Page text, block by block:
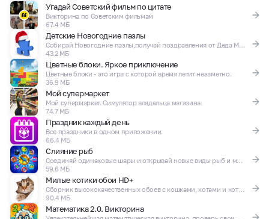
Угадай Советский фильм по цитате
Викторина по Советским фильмам
67.4 МБ
Детские Новогодние пазлы
Собирай Новогодние пазлы,получай поздравления от Деда Мороза!
43.2 МБ
Цветные блоки. Яркое приключение
Цветные блоки - это игра с которой время летит незаметно.
36.9 МБ
Мой супермаркет
Мой супермаркет. Симулятор владельца магазина.
74.7 МБ
Праздник каждый день
Все праздники в одном приложении.
66.4 МБ
Слияние рыб
Соединяй одинаковые шары и открывай новые виды рыб и морских животных.
59.6 МБ
Милые котики обои HD+
Сборник высококачественных обоев с кошками, котами и котятами
90.4 МБ
Математика 2.0. Викторина